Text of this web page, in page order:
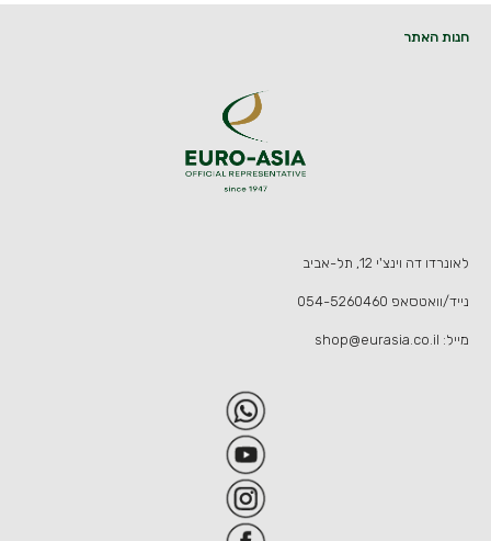
חנות האתר
לאונרדו דה וינצ'י 12, תל-אביב
נייד/וואטסאפ 054-5260460
מייל: shop@eurasia.co.il